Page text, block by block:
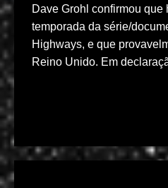
Dave Grohl confirmou que
temporada da série/
Highways, e que
Reino Unido. Em